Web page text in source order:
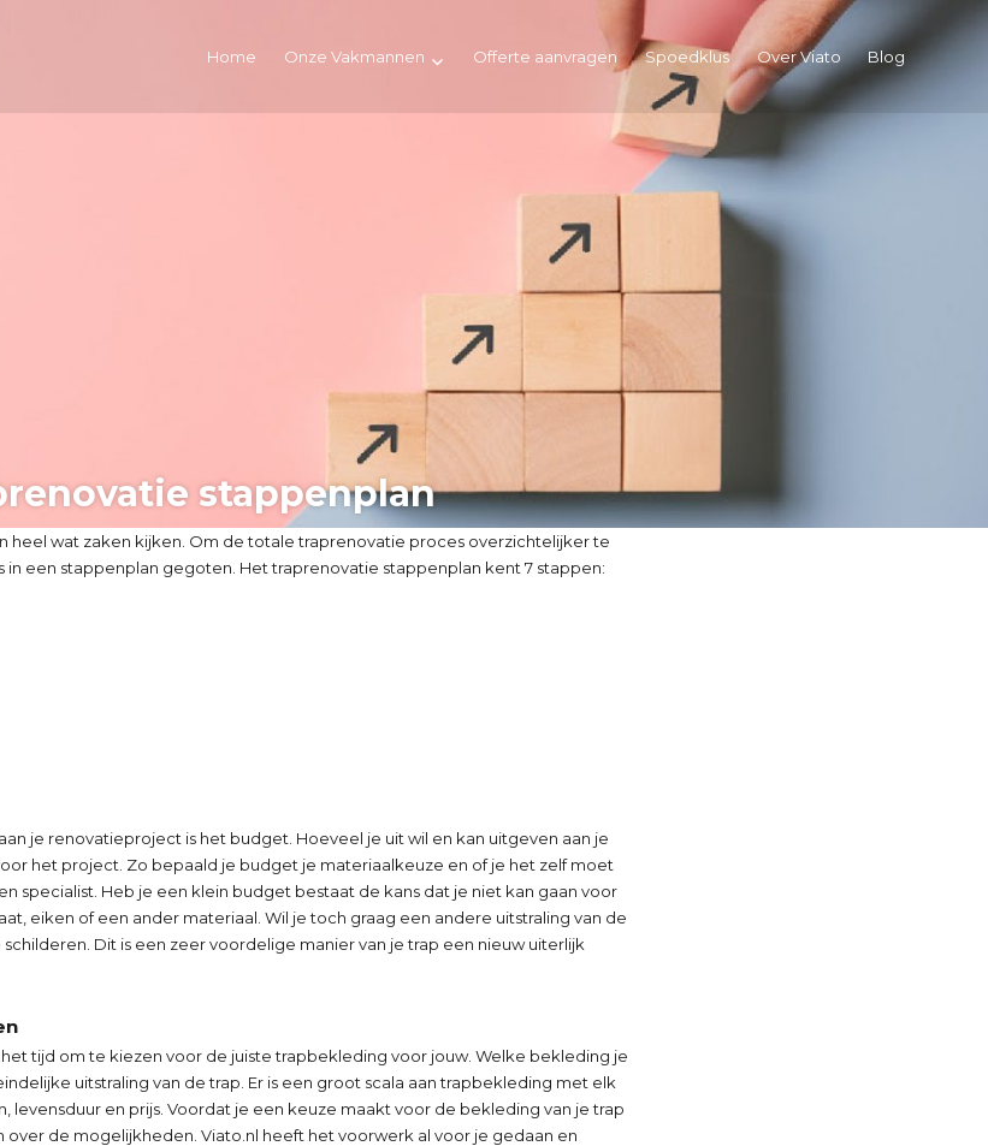
Home Onze Vakmannen Offerte aanvragen Spoedklus Over Viato Blog
stappenplan
heel wat zaken kijken. Om de totale traprenovatie proces overzichtelijker te
een stappenplan gegoten. Het traprenovatie stappenplan kent 7 stappen:
je renovatieproject is het budget. Hoeveel je uit wil en kan uitgeven aan je
het project. Zo bepaald je budget je materiaalkeuze en of je het zelf moet
specialist. Heb je een klein budget bestaat de kans dat je niet kan gaan voor
eiken of een ander materiaal. Wil je toch graag een andere uitstraling van de
Dit is een zeer voordelige manier van je trap een nieuw uiterlijk
tijd om te kiezen voor de juiste trapbekleding voor jouw. Welke bekleding je
uitstraling van de trap. Er is een groot scala aan trapbekleding met elk
levensduur en prijs. Voordat je een keuze maakt voor de bekleding van je trap
over de mogelijkheden. Viato.nl heeft het voorwerk al voor je gedaan en